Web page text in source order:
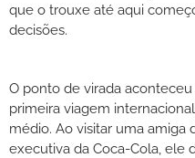
que o trouxe até aqui
decisões.
O ponto de virada
primeira viagem
médio. Ao visitar uma amiga
executiva da Coca-Cola, ele